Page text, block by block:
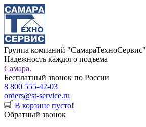
Группа компаний "СамараТехноСервис"
Надежность каждого подъема
Самара.
Бесплатный звонок по России
8 800 555-42-03
orders@st-service.ru
В корзине пусто!
Обратный звонок